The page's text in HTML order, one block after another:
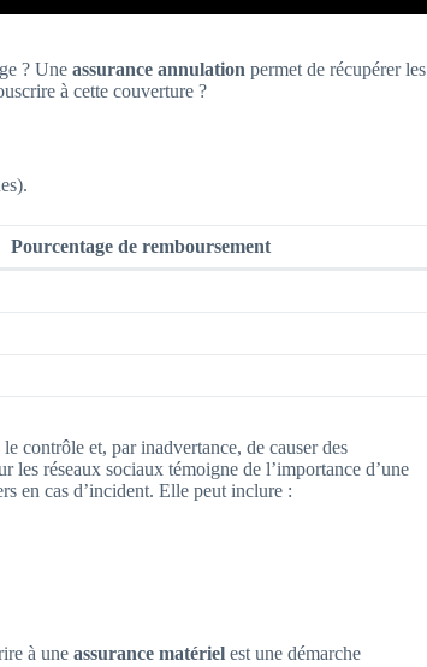
? Une assurance annulation permet de récupérer les
à cette couverture ?
Pourcentage de remboursement
contrôle et, par inadvertance, de causer des
les réseaux sociaux témoigne de l’importance d’une
en cas d’incident. Elle peut inclure :
à une assurance matériel est une démarche